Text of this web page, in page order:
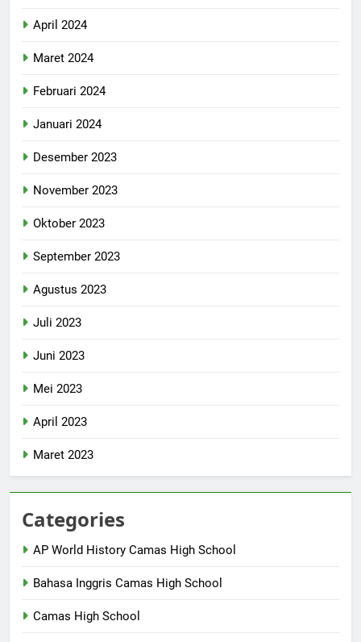
April 2024
Maret 2024
Februari 2024
Januari 2024
Desember 2023
November 2023
Oktober 2023
September 2023
Agustus 2023
Juli 2023
Juni 2023
Mei 2023
April 2023
Maret 2023
Categories
AP World History Camas High School
Bahasa Inggris Camas High School
Camas High School